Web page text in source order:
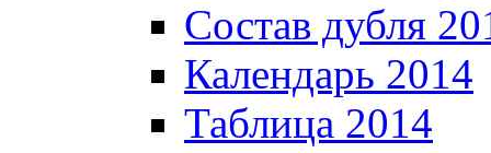
Состав дубля
Календарь 2014
Таблица 2014